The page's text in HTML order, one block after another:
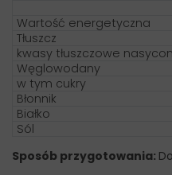
Wartość energetyczna
Tłuszcz
kwasy tłuszczowe
Węglowodany
w tym cukry
Błonnik
Białko
Sól
Sposób przygotowania: